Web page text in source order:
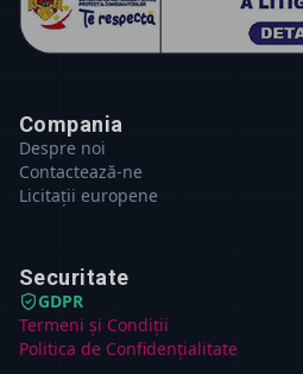
Compania
Despre noi
Contactează-ne
Licitații europene
Securitate
GDPR
Termeni și Condiții
Politica de Confidențialitate